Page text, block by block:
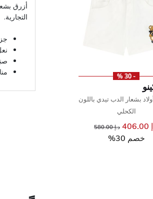
- 30 %
بشعار الدب تيدي باللون
الكحلي
سعر مخفض مند.إ 580.00
خصم 30%
أزرق
التجارية.